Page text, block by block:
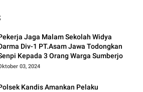
Jaga Malam Sekolah Widya
Div-1 PT.Asam Jawa Todongkan
Kepada 3 Orang Warga Sumberjo
03, 2024
Kandis Amankan Pelaku